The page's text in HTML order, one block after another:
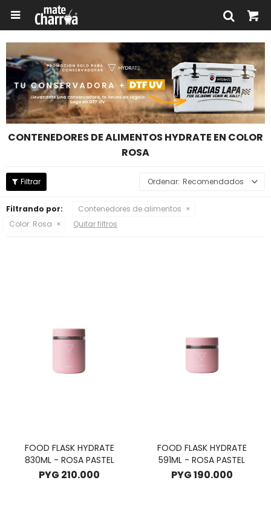

CONTENEDORES DE ALIMENTOS HYDRATE EN COLOR
ROSA
Recomendados
Filtrando por:
Contenedores de alimentos
Color: Rosa Quitar filtros
FOOD FLASK HYDRATE
830ML - ROSA PASTEL
PYG 210.000
FOOD FLASK HYDRATE
591ML - ROSA PASTEL
PYG190.000